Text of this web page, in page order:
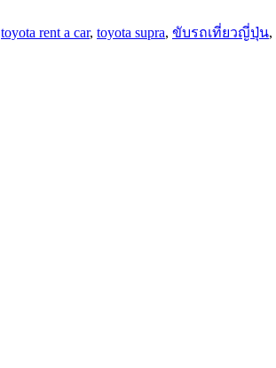
toyota rent a car, toyota supra, ขับรถเที่ยวญี่ปุ่น,